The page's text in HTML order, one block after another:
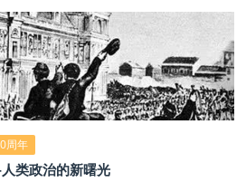
周年
类政治的新曙光